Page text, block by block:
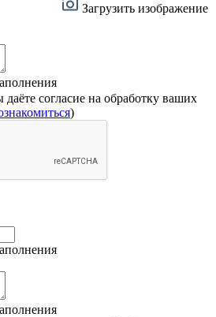
Загрузить изображение
согласие на обработку ваших
)